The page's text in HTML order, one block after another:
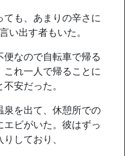
ても、あまりの辛さに
い出す者もいた。
なので自転車で帰る
これ一人で帰ることに
安だった。
泉を出て、休憩所での
エビがいた。彼はずっ
しており、